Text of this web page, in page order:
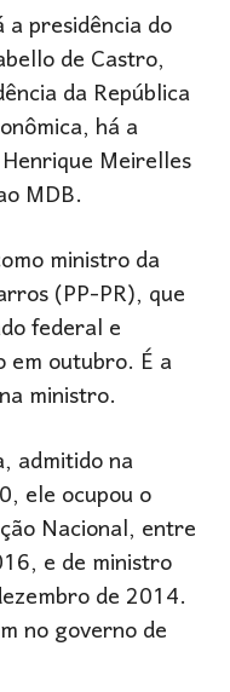
presidência do
de Castro,
da República
há a
Meirelles
MDB.
ministro da
(PP-PR), que
federal e
outubro. É a
ministro.
admitido na
ele ocupou o
Nacional, entre
e de ministro
de 2014.
no governo de